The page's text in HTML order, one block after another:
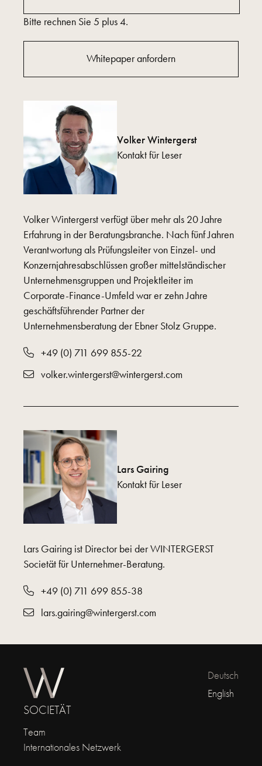
Bitte rechnen Sie 5 plus 4.
Whitepaper anfordern
Volker Wintergerst
Kontakt für Leser
Volker Wintergerst verfügt über mehr als 20 Jahre
Erfahrung in der Beratungsbranche. Nach fünf Jahren
Verantwortung als Prüfungsleiter von Einzel- und
Konzernjahresabschlüssen großer mittelständischer
Unternehmensgruppen und Projektleiter im
Corporate-Finance-Umfeld war er zehn Jahre
geschäftsführender Partner der
Unternehmensberatung der Ebner Stolz Gruppe.
+49 (0) 711 699 855-22
volker.wintergerst@wintergerst.com
Lars Gairing
Kontakt für Leser
Lars Gairing ist Director bei der WINTERGERST
Societät für Unternehmer-Beratung.
+49 (0) 711 699 855-38
lars.gairing@wintergerst.com
Deutsch
English
SOCIETÄT
Team
Internationales Netzwerk